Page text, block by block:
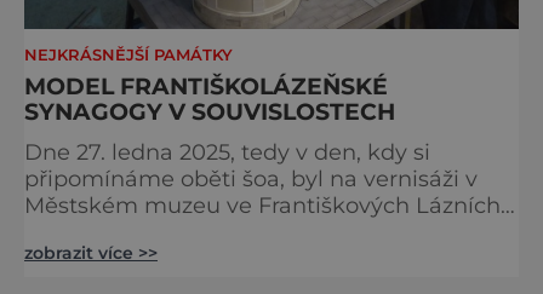
NEJKRÁSNĚJŠÍ PAMÁTKY
MODEL FRANTIŠKOLÁZEŇSKÉ
SYNAGOGY V SOUVISLOSTECH
Dne 27. ledna 2025, tedy v den, kdy si
připomínáme oběti šoa, byl na vernisáži v
Městském muzeu ve Františkových Lázních
nacisty zničena v roce 1938. Do lázeňského
zobrazit více >>